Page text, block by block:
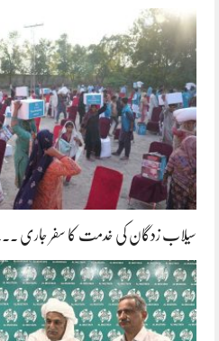
سیلاب زدگان کی خدمت کا سفر جاری ۔۔۔